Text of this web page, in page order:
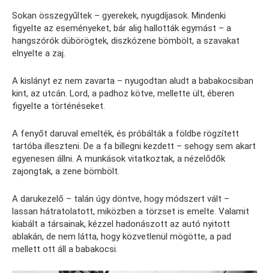
Sokan összegyűltek – gyerekek, nyugdíjasok. Mindenki
figyelte az eseményeket, bár alig hallották egymást – a
hangszórók dübörögtek, diszkózene bömbölt, a szavakat
elnyelte a zaj.
A kislányt ez nem zavarta – nyugodtan aludt a babakocsiban
kint, az utcán. Lord, a padhoz kötve, mellette ült, éberen
figyelte a történéseket.
A fenyőt daruval emelték, és próbálták a földbe rögzített
tartóba illeszteni. De a fa billegni kezdett – sehogy sem akart
egyenesen állni. A munkások vitatkoztak, a nézelődők
zajongtak, a zene bömbölt.
A darukezelő – talán úgy döntve, hogy módszert vált –
lassan hátratolatott, miközben a törzset is emelte. Valamit
kiabált a társainak, kézzel hadonászott az autó nyitott
ablakán, de nem látta, hogy közvetlenül mögötte, a pad
mellett ott áll a babakocsi.